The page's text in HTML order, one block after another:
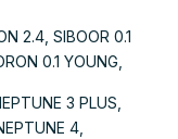
2.4, SIBOOR 0.1
0.1 YOUNG,
3 PLUS,
4,